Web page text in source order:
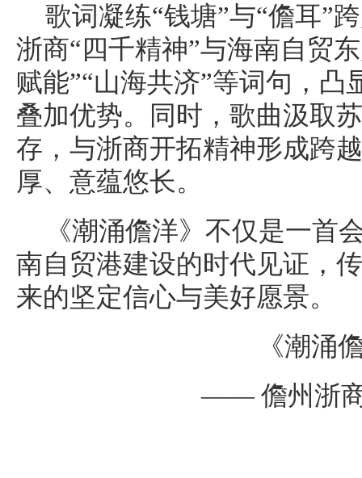
歌词凝练“钱塘”与“儋耳”
浙商“四千精神”与海南自贸
赋能”“山海共济”等词句，凸
叠加优势。同时，歌曲汲取
存，与浙商开拓精神形成跨
厚、意蕴悠长。
《潮涌儋洋》不仅是一首
南自贸港建设的时代见证，
来的坚定信心与美好愿景。
《潮涌
—— 儋州浙